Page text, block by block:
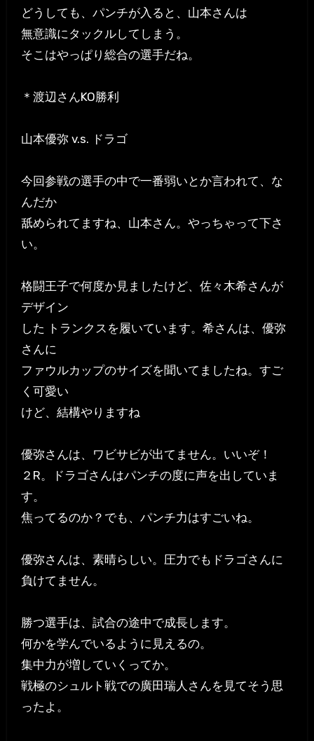
どうしても、パンチが入ると、山本さんは
無意識にタックルしてしまう。
そこはやっぱり総合の選手だね。
＊渡辺さんKO勝利
山本優弥 v.s. ドラゴ
今回参戦の選手の中で一番弱いとか言われて、な
んだか
舐められてますね、山本さん。やっちゃって下さ
い。
格闘王子で何度か見ましたけど、佐々木希さんが
デザイン
した トランクスを履いています。希さんは、優弥
さんに
ファウルカップのサイズを聞いてましたね。すご
く可愛い
けど、結構やりますね
優弥さんは、ワビサビが出てません。いいぞ！
２R。ドラゴさんはパンチの度に声を出していま
す。
焦ってるのか？でも、パンチ力はすごいね。
優弥さんは、素晴らしい。圧力でもドラゴさんに
負けてません。
勝つ選手は、試合の途中で成長します。
何かを学んでいるように見えるの。
集中力が増していくってか。
戦極のシュルト戦での廣田瑞人さんを見てそう思
ったよ。